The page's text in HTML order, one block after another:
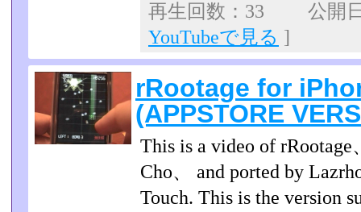
再生回数：33 公開
YouTubeで見る ]
rRootage for
(APPSTORE
This is a video of
Cho、 and ported by
Touch. This is the version